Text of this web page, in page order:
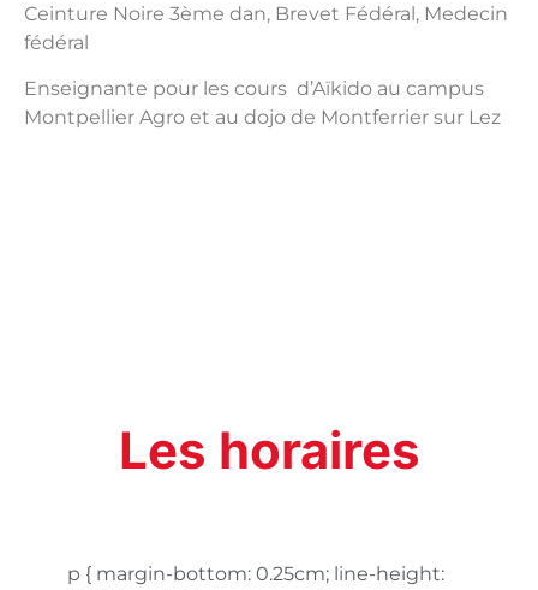
Ceinture Noire 3ème dan, Brevet Fédéral, Medecin
fédéral
Enseignante pour les cours d’Aïkido au campus
Montpellier Agro et au dojo de Montferrier sur Lez
Les horaires
p { margin-bottom: 0.25cm; line-height: